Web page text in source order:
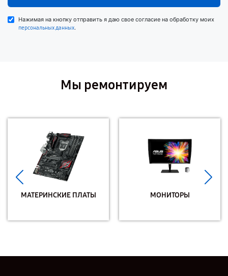
Нажимая на кнопку отправить я даю свое согласие на обработку моих
персональных данных.
Мы ремонтируем
МАТЕРИНСКИЕ ПЛАТЫ МОНИТОРЫ